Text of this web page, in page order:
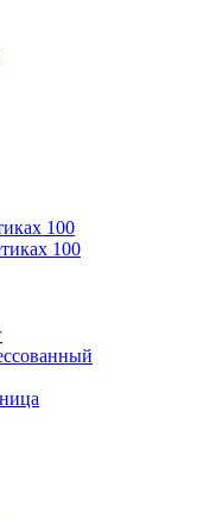
100
100